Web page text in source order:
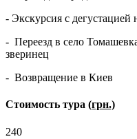
- Экскурсия с
- Переезд в село
зверинец
- Возвращение в Киев
Стоимость тура (грн.)
240